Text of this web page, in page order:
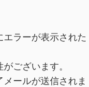
ラーが表示された
ございます。
ールが送信されま